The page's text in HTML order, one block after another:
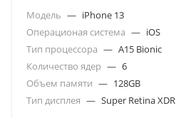
Модель — iPhone 13
Операционая система — iOS
Тип процессора — A15 Bionic
Количество ядер — 6
Объем памяти — 128GB
Тип дисплея — Super Retina XDR